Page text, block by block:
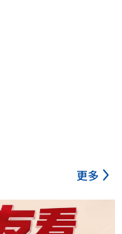
更多